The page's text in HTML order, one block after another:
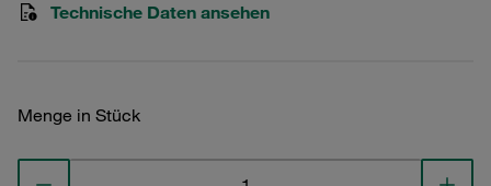
Technische Daten ansehen
Menge in Stück